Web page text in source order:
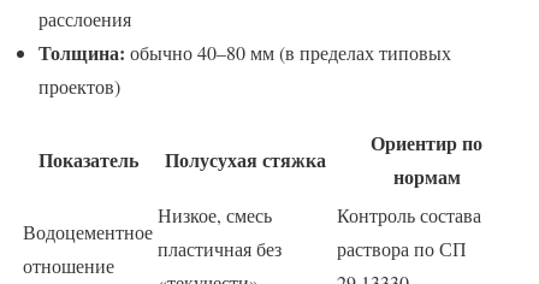
расслоения
Толщина: обычно 40–80 мм (в пределах типовых
проектов)
Показатель Полусухая стяжка
Ориентир по
нормам
Водоцементное
отношение
Низкое, смесь
пластичная без
Контроль состава
раствора по СП